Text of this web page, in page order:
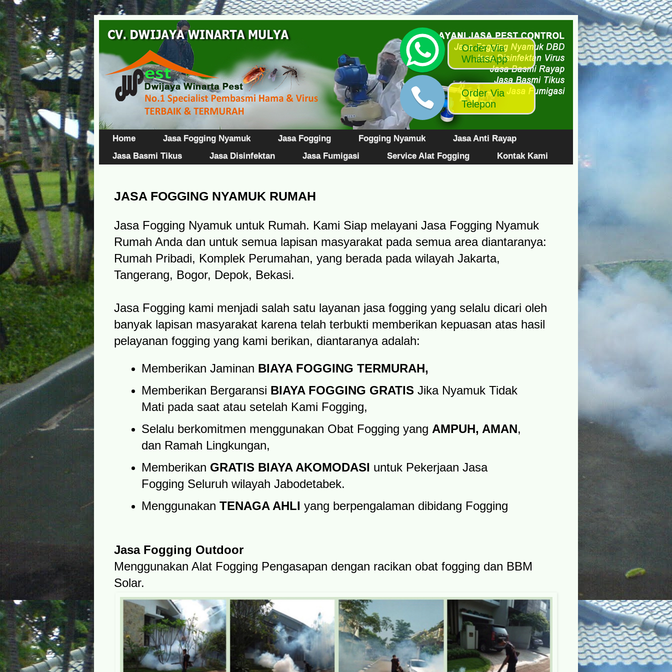
Home Jasa Fogging Nyamuk Jasa Fogging Fogging Nyamuk
Jasa Anti Rayap
Jasa Basmi Tikus
Jasa Disinfektan Jasa Fumigasi Service Alat Fogging Kontak Kami
JASA FOGGING NYAMUK RUMAH
Jasa Fogging Nyamuk untuk Rumah. Kami Siap melayani Jasa Fogging Nyamuk
Rumah Anda dan untuk semua lapisan masyarakat pada semua area diantaranya:
Rumah Pribadi, Komplek Perumahan, yang berada pada wilayah Jakarta,
Tangerang, Bogor, Depok, Bekasi.
Jasa Fogging kami menjadi salah satu layanan jasa fogging yang selalu dicari oleh
banyak lapisan masyarakat karena telah terbukti memberikan kepuasan atas hasil
pelayanan fogging yang kami berikan, diantaranya adalah:
Memberikan Jaminan BIAYA FOGGING TERMURAH,
Memberikan Bergaransi BIAYA FOGGING GRATIS Jika Nyamuk Tidak
Mati pada saat atau setelah Kami Fogging,
Selalu berkomitmen menggunakan Obat Fogging yang AMPUH, AMAN,
dan Ramah Lingkungan,
Memberikan GRATIS BIAYA AKOMODASI untuk Pekerjaan Jasa
Fogging Seluruh wilayah Jabodetabek.
Menggunakan TENAGA AHLI yang berpengalaman dibidang Fogging
Jasa Fogging Outdoor
Menggunakan Alat Fogging Pengasapan dengan racikan obat fogging dan BBM
Solar.